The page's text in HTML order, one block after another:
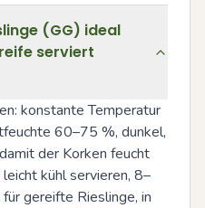
(GG) ideal
serviert
konstante Temperatur
60–75 %, dunkel,
der Korken feucht
kühl servieren, 8–
gereifte Rieslinge, in